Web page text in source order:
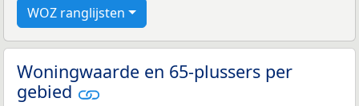
WOZ ranglijsten
Woningwaarde en 65-plussers per
gebied